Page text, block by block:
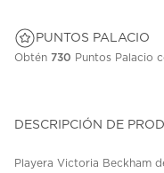
PUNTOS PALACIO
Obtén 730 Puntos Palacio
DESCRIPCIÓN DE
Playera Victoria Beckham